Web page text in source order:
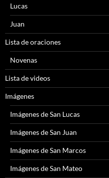
Lucas
Juan
Lista de oraciones
Novenas
Lista de videos
Imágenes
Imágenes de San Lucas
Imágenes de San Juan
Imágenes de San Marcos
Imágenes de San Mateo